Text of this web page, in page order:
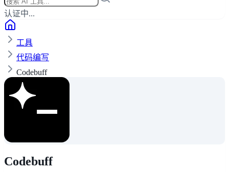
认证中...
工具
代码编写
Codebuff
Codebuff